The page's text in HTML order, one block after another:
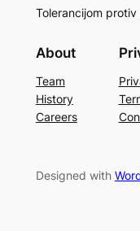
Tolerancijom
About
Team
History
Careers
Designed with